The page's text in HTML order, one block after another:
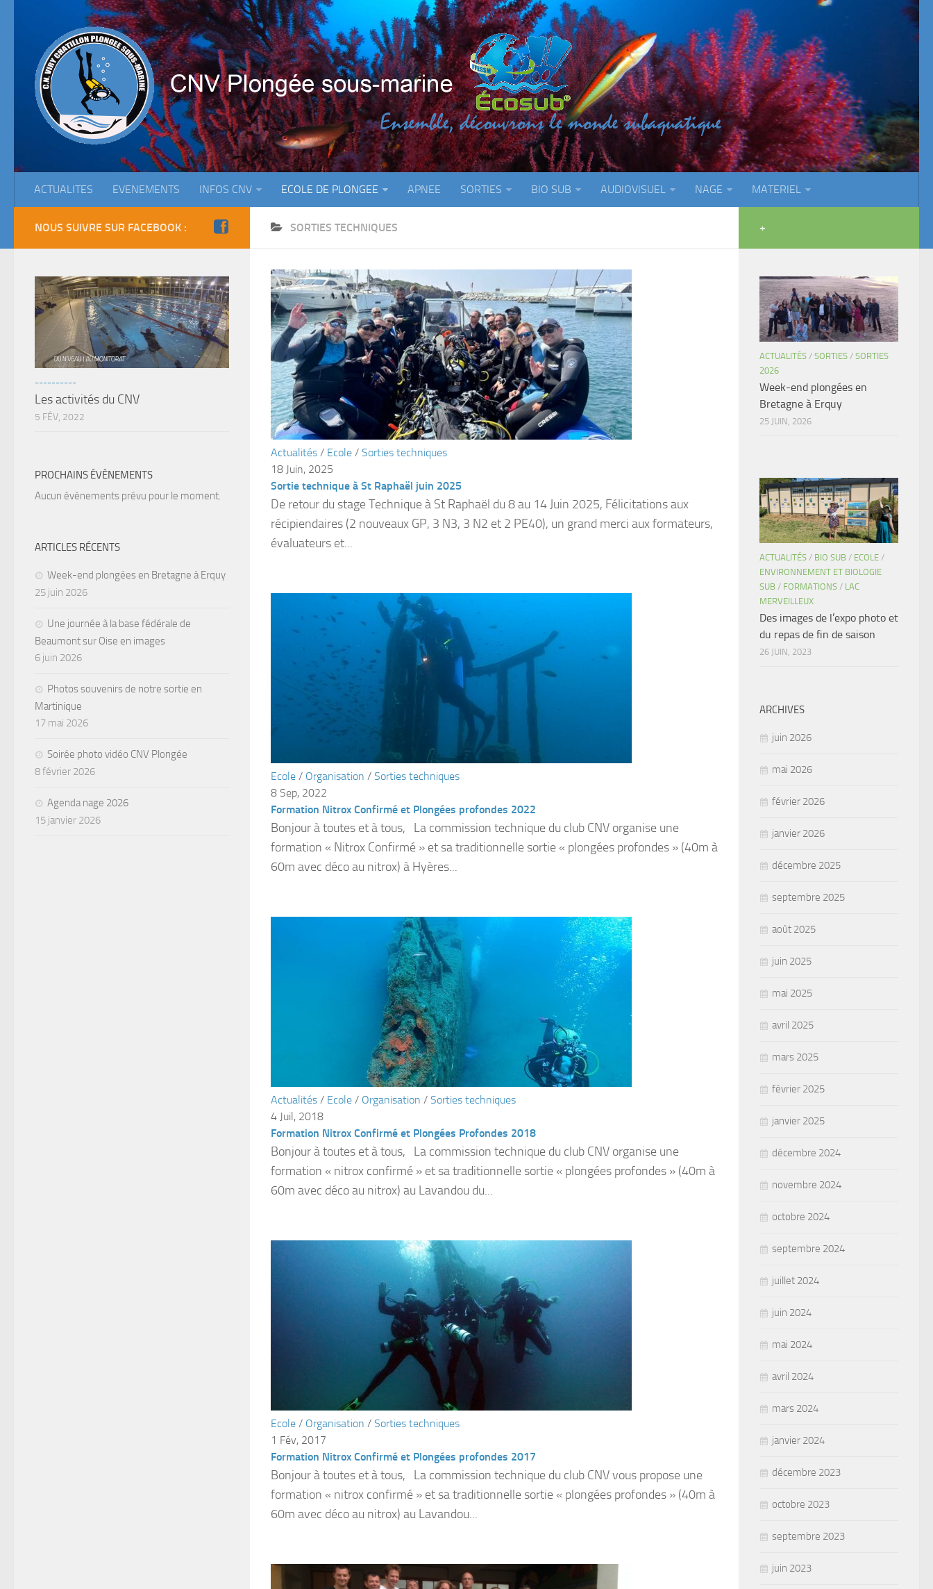
ACTUALITES EVENEMENTS INFOS CNV ECOLE DE PLONGEE APNEE SORTIES BIO SUB AUDIOVISUEL NAGE MATERIEL
SORTIES TECHNIQUES
Actualités / Ecole / Sorties techniques
18 Juin, 2025
Sortie technique à St Raphaël juin 2025
De retour du stage Technique à St Raphaël du 8 au 14 Juin 2025, Félicitations aux
récipiendaires (2 nouveaux GP, 3 N3, 3 N2 et 2 PE40), un grand merci aux formateurs,
évaluateurs et...
Ecole / Organisation / Sorties techniques
8 Sep, 2022
Formation Nitrox Confirmé et Plongées profondes 2022
Bonjour à toutes et à tous, La commission technique du club CNV organise une
formation « Nitrox Confirmé » et sa traditionnelle sortie « plongées profondes » (40m à
60m avec déco au nitrox) à Hyères...
Actualités / Ecole / Organisation / Sorties techniques
4 Juil, 2018
Formation Nitrox Confirmé et Plongées Profondes 2018
Bonjour à toutes et à tous, La commission technique du club CNV organise une
formation « nitrox confirmé » et sa traditionnelle sortie « plongées profondes » (40m à
60m avec déco au nitrox) au Lavandou du...
Ecole / Organisation / Sorties techniques
1 Fév, 2017
Formation Nitrox Confirmé et Plongées profondes 2017
Bonjour à toutes et à tous, La commission technique du club CNV vous propose une
formation « nitrox confirmé » et sa traditionnelle sortie « plongées profondes » (40m à
60m avec déco au nitrox) au Lavandou...
NOUS SUIVRE SUR FACEBOOK :
----------
Les activités du CNV
5 FÉV, 2022
PROCHAINS ÉVÈNEMENTS
Aucun évènements prévu pour le moment.
ARTICLES RÉCENTS
Week-end plongées en Bretagne à Erquy
25 juin 2026
Une journée à la base fédérale de
Beaumont sur Oise en images
6 juin 2026
Photos souvenirs de notre sortie en
Martinique
17 mai 2026
Soirée photo vidéo CNV Plongée
8 février 2026
Agenda nage 2026
15 janvier 2026
+
ACTUALITÉS / SORTIES / SORTIES
2026
Week-end plongées en
Bretagne à Erquy
25 JUIN, 2026
ACTUALITÉS / BIO SUB / ECOLE /
ENVIRONNEMENT ET BIOLOGIE
SUB / FORMATIONS / LAC
MERVEILLEUX
Des images de l’expo photo et
du repas de fin de saison
26 JUIN, 2023
ARCHIVES
juin 2026
mai 2026
février 2026
janvier 2026
décembre 2025
septembre 2025
août 2025
juin 2025
mai 2025
avril 2025
mars 2025
février 2025
janvier 2025
décembre 2024
novembre 2024
octobre 2024
septembre 2024
juillet 2024
juin 2024
mai 2024
avril 2024
mars 2024
janvier 2024
décembre 2023
octobre 2023
septembre 2023
juin 2023